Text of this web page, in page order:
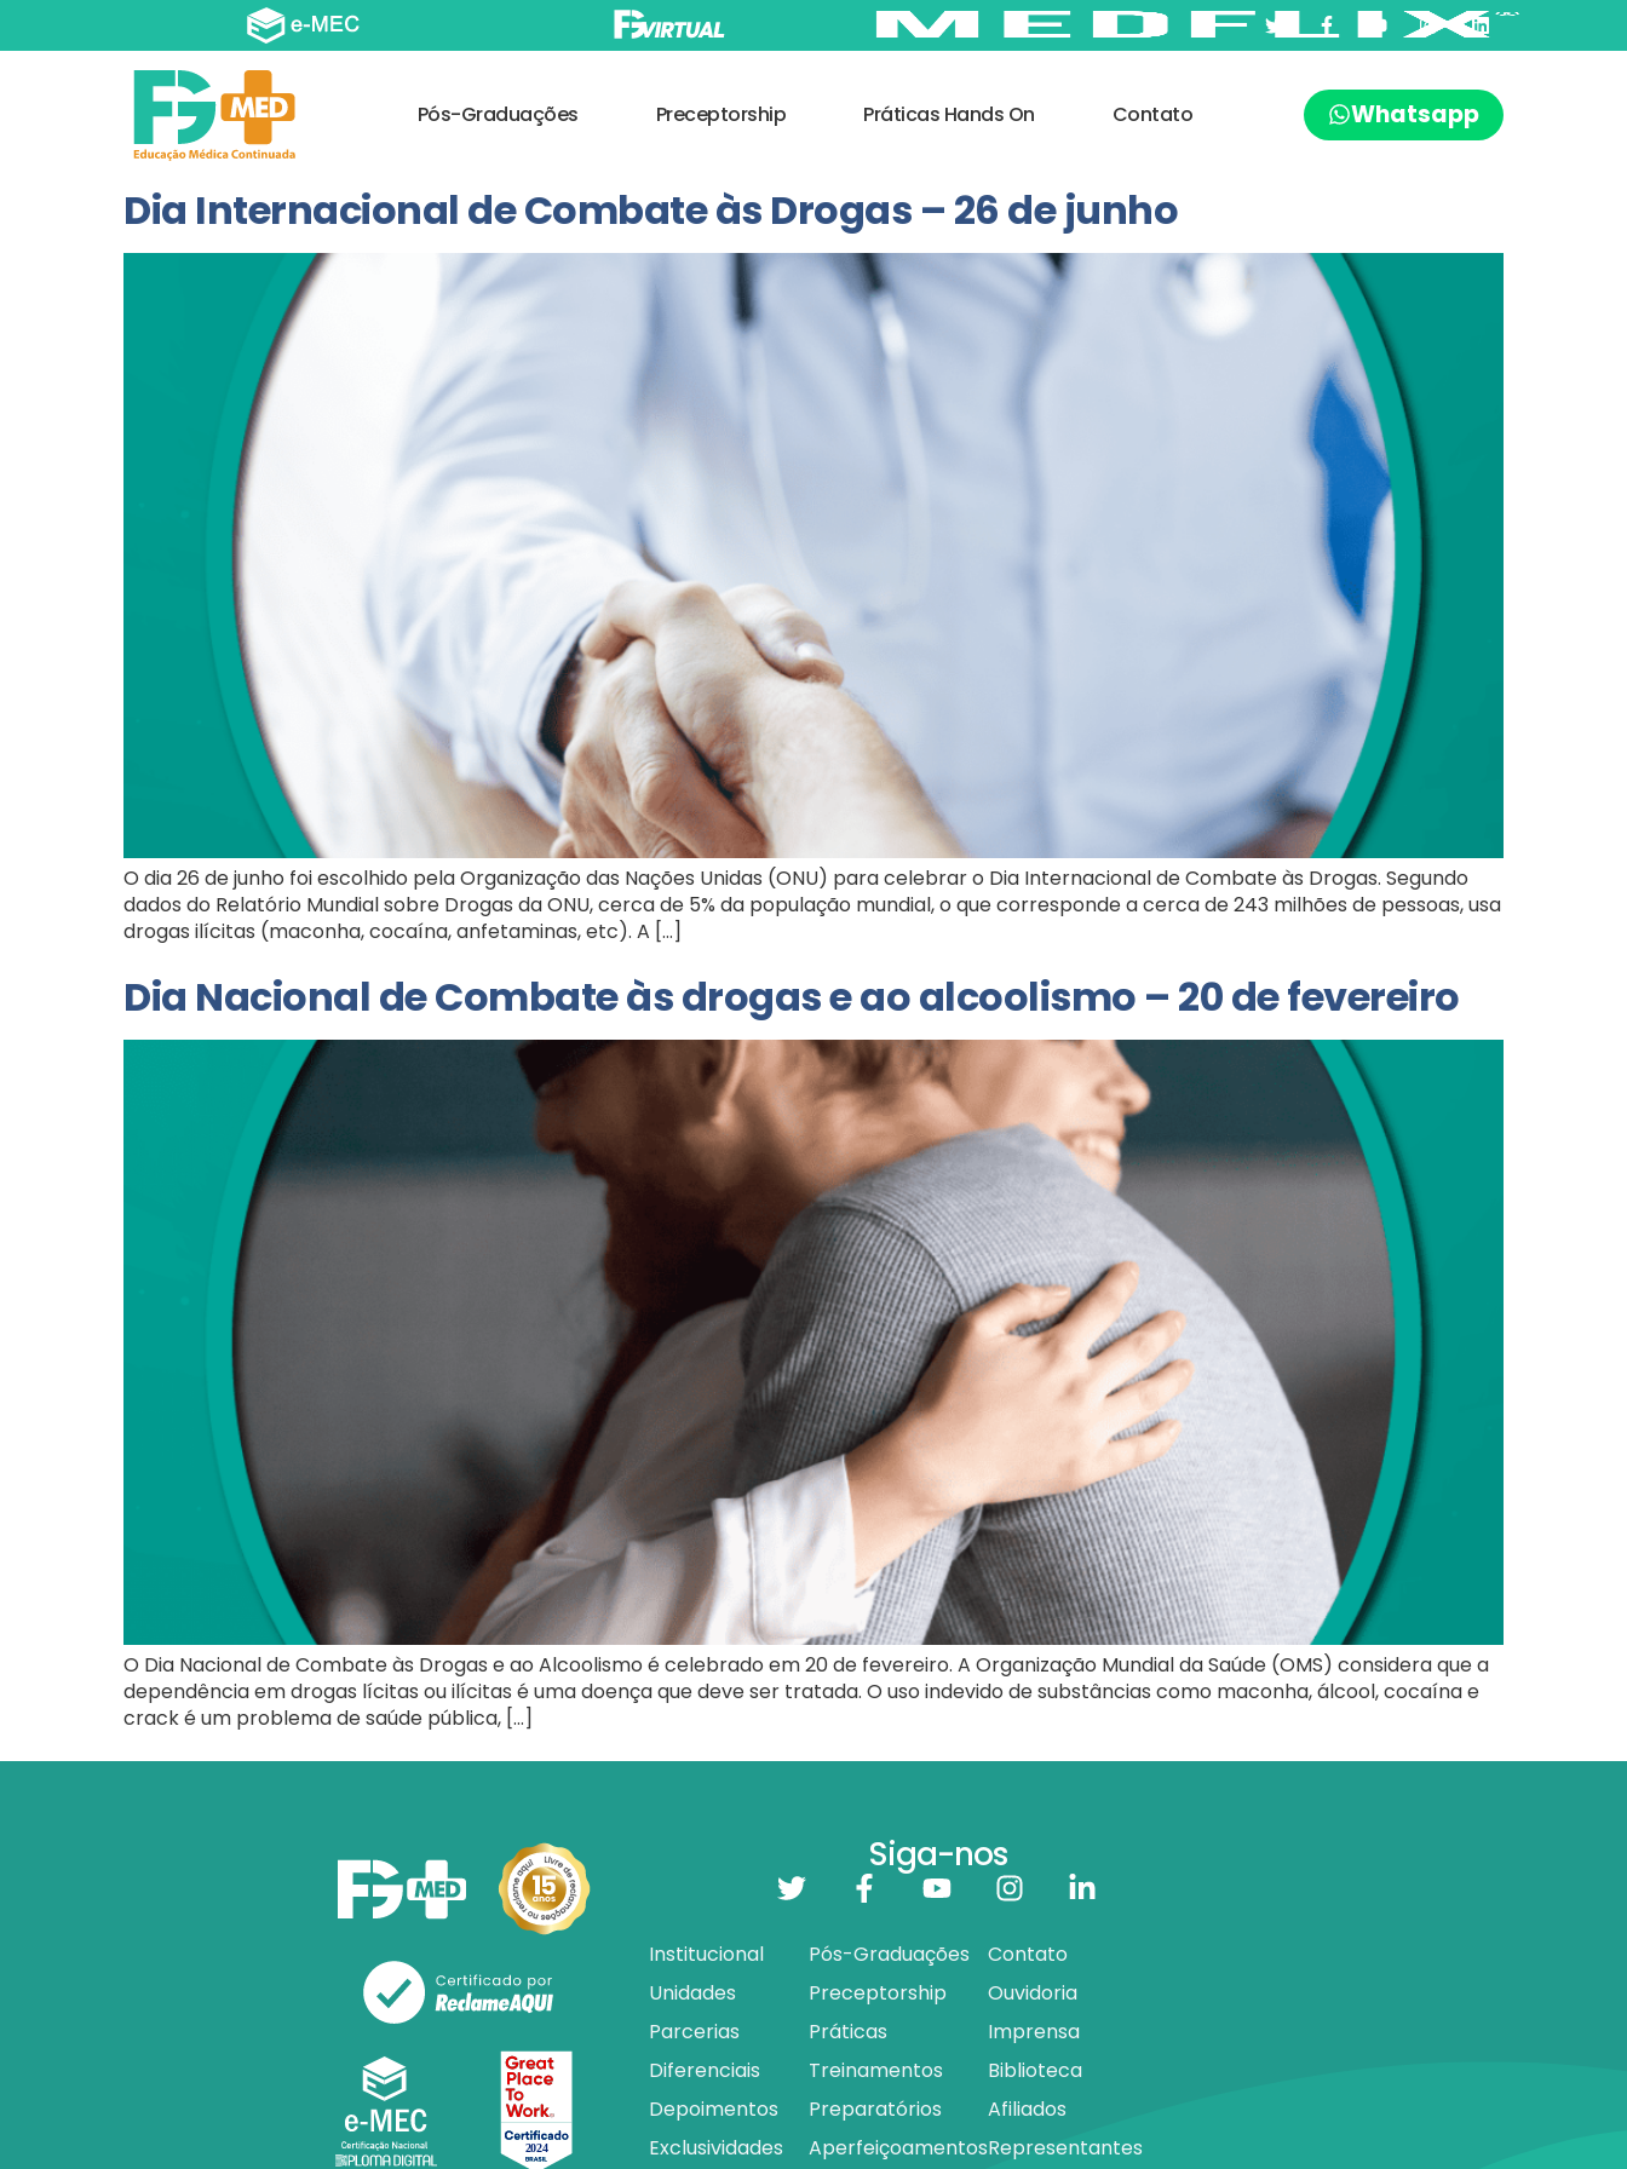
Pós-Graduações Preceptorship Práticas Hands On Contato Whatsapp
Dia Internacional de Combate às Drogas – 26 de junho
O dia 26 de junho foi escolhido pela Organização das Nações Unidas (ONU) para celebrar o Dia Internacional de Combate às Drogas. Segundo
dados do Relatório Mundial sobre Drogas da ONU, cerca de 5% da população mundial, o que corresponde a cerca de 243 milhões de pessoas, usa
drogas ilícitas (maconha, cocaína, anfetaminas, etc). A […]
Dia Nacional de Combate às drogas e ao alcoolismo – 20 de fevereiro
O Dia Nacional de Combate às Drogas e ao Alcoolismo é celebrado em 20 de fevereiro. A Organização Mundial da Saúde (OMS) considera que a
dependência em drogas lícitas ou ilícitas é uma doença que deve ser tratada. O uso indevido de substâncias como maconha, álcool, cocaína e
crack é um problema de saúde pública, […]
Siga-nos
Institucional
Unidades
Parcerias
Diferenciais
Depoimentos
Exclusividades
Pós-Graduações
Preceptorship
Práticas
Treinamentos
Preparatórios
Aperfeiçoamentos
Contato
Ouvidoria
Imprensa
Biblioteca
Afiliados
Representantes